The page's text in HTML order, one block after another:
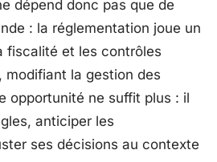
dépend donc pas que de
: la réglementation joue un
fiscalité et les contrôles
modifiant la gestion des
opportunité ne suffit plus : il
anticiper les
ses décisions au contexte